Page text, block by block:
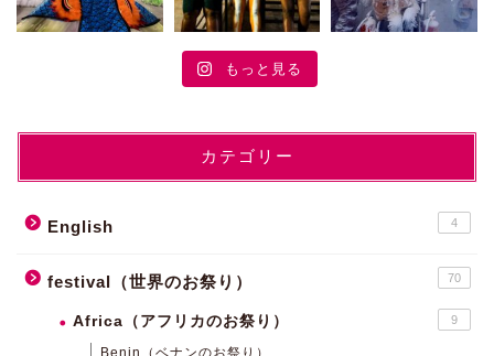
もっと見る
カテゴリー
English 4
festival（世界のお祭り） 70
Africa（アフリカのお祭り） 9
Benin（ベナンのお祭り）